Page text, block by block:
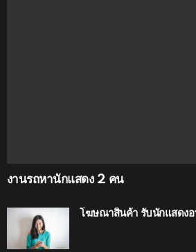
งานรถหานักแสดง 2 คน
โฆษณาสินค้า รับนักแสดง